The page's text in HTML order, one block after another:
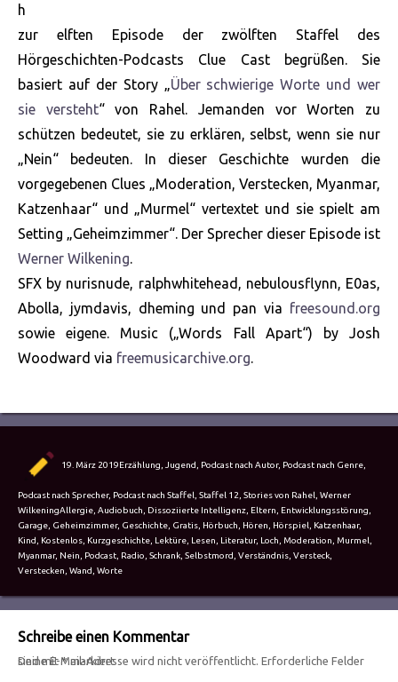
h
zur elften Episode der zwölften Staffel des
Hörgeschichten-Podcasts Clue Cast begrüßen. Sie
basiert auf der Story „Über schwierige Worte und wer
sie versteht“ von Rahel. Jemanden vor Worten zu
schützen bedeutet, sie zu erklären, selbst, wenn sie nur
„Nein“ bedeuten. In dieser Geschichte wurden die
vorgegebenen Clues „Moderation, Verstecken, Myanmar,
Katzenhaar“ und „Murmel“ vertextet und sie spielt am
Setting „Geheimzimmer“. Der Sprecher dieser Episode ist
Werner Wilkening.
SFX by nurisnude, ralphwhitehead, nebulousflynn, E0as,
Abolla, jymdavis, dheming und pan via freesound.org
sowie eigene. Music („Words Fall Apart“) by Josh
Woodward via freemusicarchive.org.
am
19. März 2019 Erzählung, Jugend, Podcast nach Autor, Podcast nach Genre,
Podcast nach Sprecher, Podcast nach Staffel, Staffel 12, Stories von Rahel, Werner
WilkeningSchlagwörter
Allergie, Audiobuch, Dissoziierte Intelligenz, Eltern, Entwicklungsstörung,
Garage, Geheimzimmer, Geschichte, Gratis, Hörbuch, Hören, Hörspiel, Katzenhaar,
Kind, Kostenlos, Kurzgeschichte, Lektüre, Lesen, Literatur, Loch, Moderation, Murmel,
Myanmar, Nein, Podcast, Radio, Schrank, Selbstmord, Verständnis, Versteck,
Verstecken, Wand, Worte
Schreibe einen Kommentar
Deine E-Mail-Adresse wird nicht veröffentlicht.
Erforderliche Felder sind mit*markiert